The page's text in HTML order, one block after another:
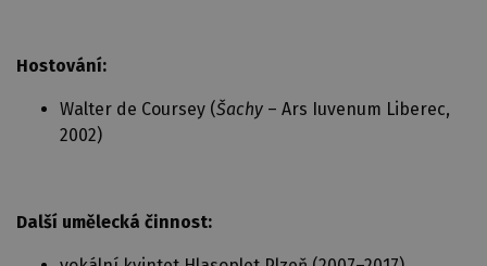
Hostování:
Walter de Coursey (Šachy – Ars Iuvenum Liberec,
2002)
Další umělecká činnost: